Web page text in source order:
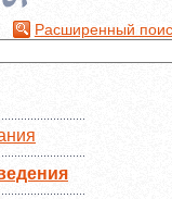
Расширенный